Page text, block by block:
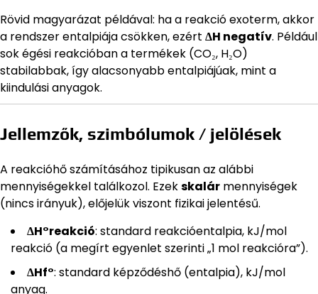
Rövid magyarázat példával: ha a reakció exoterm, akkor
a rendszer entalpiája csökken, ezért ΔH negatív. Például
sok égési reakcióban a termékek (CO₂, H₂O)
stabilabbak, így alacsonyabb entalpiájúak, mint a
kiindulási anyagok.
Jellemzők, szimbólumok / jelölések
A reakcióhő számításához tipikusan az alábbi
mennyiségekkel találkozol. Ezekskalár mennyiségek
(nincs irányuk), előjelük viszont fizikai jelentésű.
ΔH°reakció: standard reakcióentalpia, kJ/mol
reakció (a megírt egyenlet szerinti „1 mol reakcióra”).
ΔHf°: standard képződéshő (entalpia), kJ/mol
anyag.